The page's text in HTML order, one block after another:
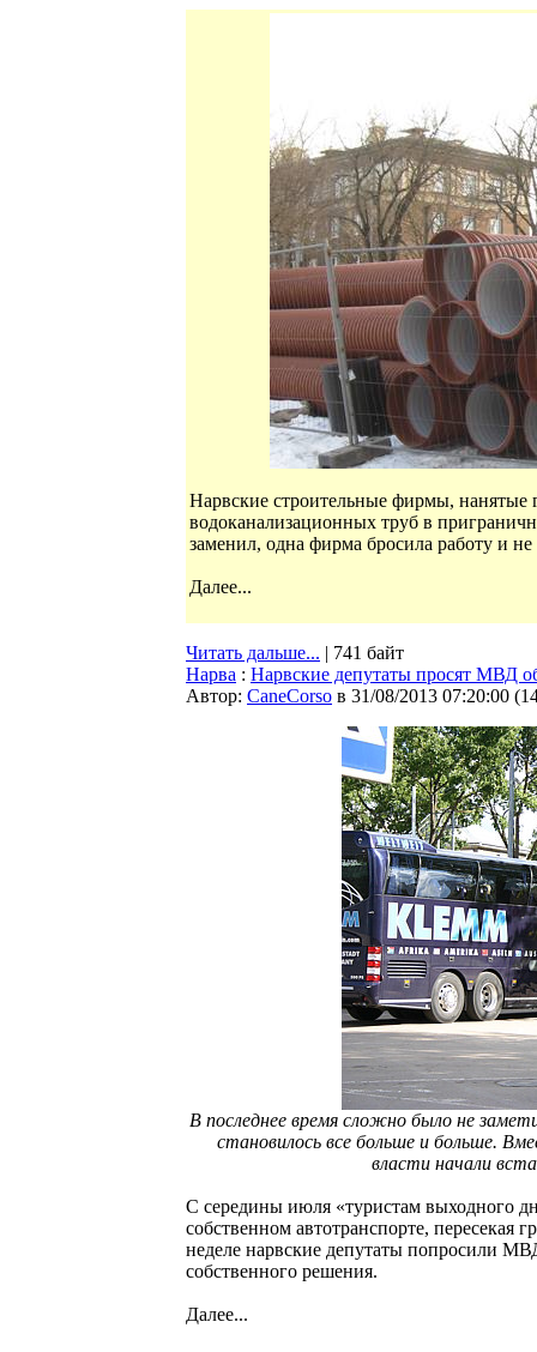
Нарвские строительные фирмы, нанятые
водоканализационных труб в
заменил, одна фирма бросила работу и
Далее...
Читать дальше... | 741 байт
Нарва : Нарвские депутаты просят МВД
Автор: CaneCorso в 31/08/2013 07:20:00 (
В последнее время сложно было не
становилось все больше и больше.
власти начали
С середины июля «туристам выходного
собственном автотранспорте,
неделе нарвские депутаты попросили
собственного решения.
Далее...